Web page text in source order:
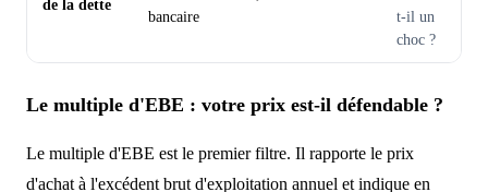
de la dette
bancaire
t-il un
choc ?
Le multiple d'EBE : votre prix est-il défendable ?
Le multiple d'EBE est le premier filtre. Il rapporte le prix
d'achat à l'excédent brut d'exploitation annuel et indique en